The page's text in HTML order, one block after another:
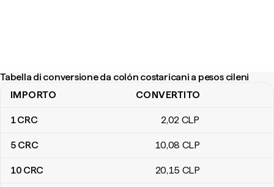
Tabella di conversione da colón costaricani a pesos cileni
Tabella di conversione da colón costaricani a pesos cileni
IMPORTO CONVERTITO
1CRC 2,02 CLP
5 CRC 10,08 CLP
10 CRC 20,15 CLP